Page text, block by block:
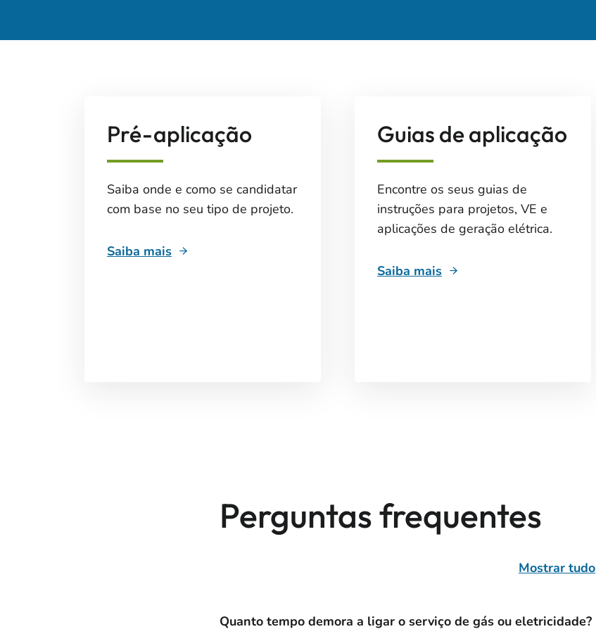
Pré-aplicação
Saiba onde e como se candidatar
com base no seu tipo de projeto.
Saiba mais
Guias de aplicação
Encontre os seus guias de
instruções para projetos, VE e
aplicações de geração elétrica.
Saiba mais
Perguntas frequentes
Mostrar tudo
Quanto tempo demora a ligar o serviço de gás ou eletricidade?